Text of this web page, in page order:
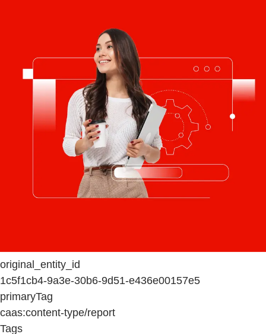
original_entity_id
1c5f1cb4-9a3e-30b6-9d51-e436e00157e5
primaryTag
caas:content-type/report
Tags